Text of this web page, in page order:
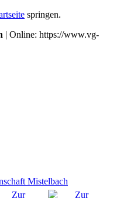
springen.
| Online: https://www.vg-